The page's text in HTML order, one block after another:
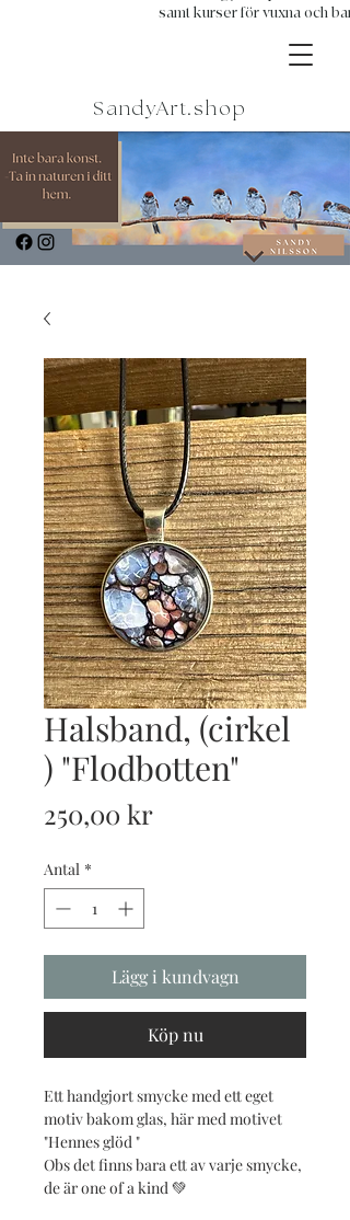
samt kurser för vuxna och
SandyArt.shop
Halsband, (cirkel
) "Flodbotten"
250,00 krPris
Antal *
Lägg i kundvagn
Köp nu
Ett handgjort smycke med ett eget
motiv bakom glas, här med motivet
"Hennes glöd "
Obs det finns bara ett av varje smycke,
de är one of a kind 💚